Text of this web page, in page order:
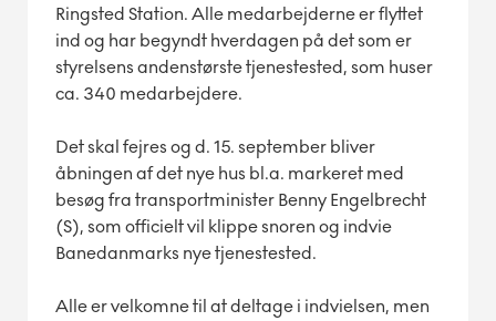
Ringsted Station. Alle medarbejderne er flyttet
ind og har begyndt hverdagen på det som er
styrelsens andenstørste tjenestested, som huser
ca. 340 medarbejdere.
Det skal fejres og d. 15. september bliver
åbningen af det nye hus bl.a. markeret med
besøg fra transportminister Benny Engelbrecht
(S), som officielt vil klippe snoren og indvie
Banedanmarks nye tjenestested.
Alle er velkomne til at deltage i indvielsen, men